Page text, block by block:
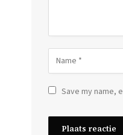
Save my name,